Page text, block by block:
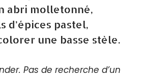
abri molletonné,
d’épices pastel,
une basse stèle.
Pas de recherche d’un